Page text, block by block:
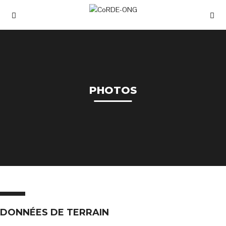
PHOTOS
DONNÉES DE TERRAIN